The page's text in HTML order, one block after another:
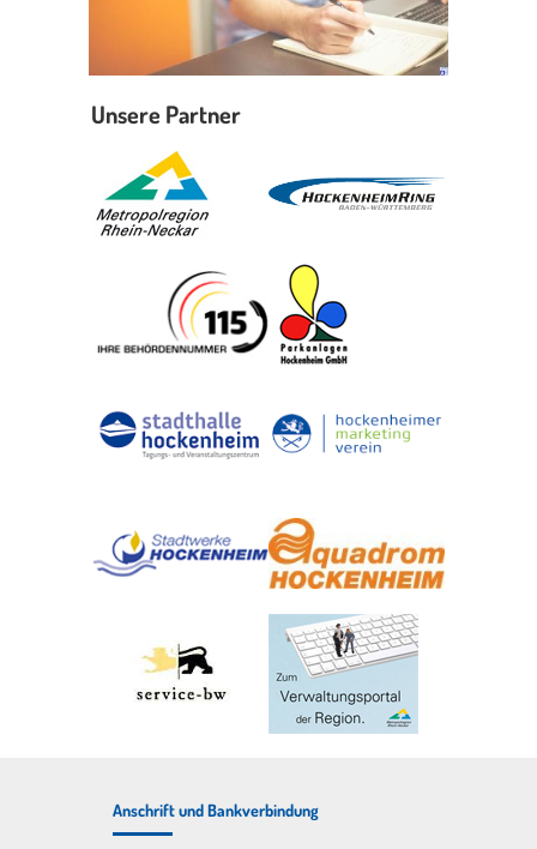
Unsere Partner
Anschrift und Bankverbindung